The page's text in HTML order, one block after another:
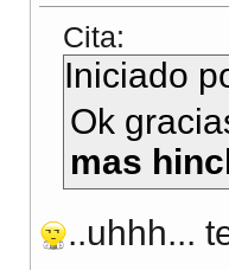
Cita:
Iniciado
Ok
mas
..uhhh...